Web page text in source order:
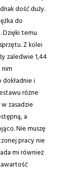
dość duży.
do
Dzięki temu
Z kolei
zaledwie 1,44
i
różne
zasadzie
a
Nie muszę
pracy nie
mi również